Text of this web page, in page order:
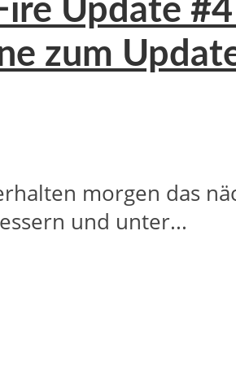
Update
zum
morgen das
und unter...